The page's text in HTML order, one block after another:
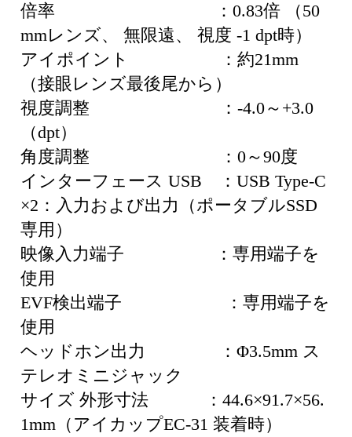
倍率 ：0.83倍 （50
mmレンズ、 無限遠、 視度 -1 dpt時）
アイポイント ：約21mm
（接眼レンズ最後尾から）
視度調整 ：-4.0～+3.0
（dpt）
角度調整 ：0～90度
インターフェース USB ：USB Type-C
×2：入力および出力（ポータブルSSD
専用）
映像入力端子 ：専用端子を
使用
EVF検出端子 ：専用端子を
使用
ヘッドホン出力 ：Φ3.5mm ス
テレオミニジャック
サイズ 外形寸法 ：44.6×91.7×56.
1mm（アイカップEC-31 装着時）